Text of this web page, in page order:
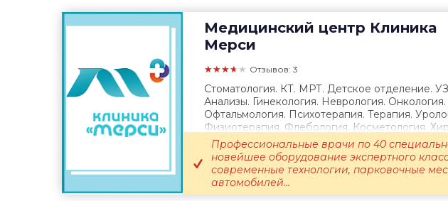
Медицинский центр Клиника
Мерси
★★★★★ Отзывов: 3
Стоматология. КТ. МРТ. Детское отделение.
Анализы. Гинекология. Неврология.
Офтальмология. Психотерапия. Терапия.
Физиотерапия. Флебология. Косметология.
Выезд врача...
Профессиональные врачи по 40
новейшее оборудование экспертного
современные технологии, парковочные
автомобилей...